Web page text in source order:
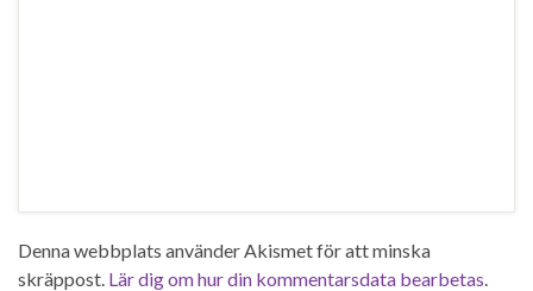
Denna webbplats använder Akismet för att minska
skräppost. Lär dig om hur din kommentarsdata bearbetas